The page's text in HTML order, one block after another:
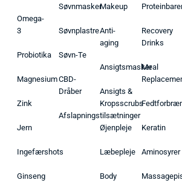
Omega-
3
Probiotika
Magnesium
Zink
Jern
Ingefærshots
Ginseng
Søvnmasker
Søvnplastre
Søvn-Te
CBD-
Dråber
Afslapningstilsætninger
Makeup
Anti-
aging
Ansigtsmasker
Ansigts &
Kropsscrubs
Øjenpleje
Læbepleje
Body
Recovery
Drinks
Meal
Keratin
Aminosyrer